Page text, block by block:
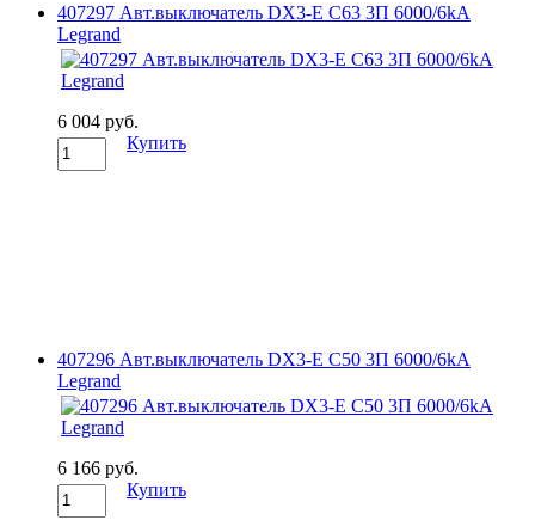
407297 Авт.выключатель DX3-E C63 3П 6000/6kA
Legrand
6 004 руб.
Купить
407296 Авт.выключатель DX3-E C50 3П 6000/6kA
Legrand
6 166 руб.
Купить